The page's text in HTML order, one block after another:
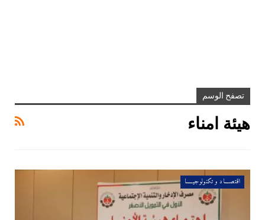
تصفح الوسم
هيئة امناء
اقتصــــاد و تكنولوجيـــــا